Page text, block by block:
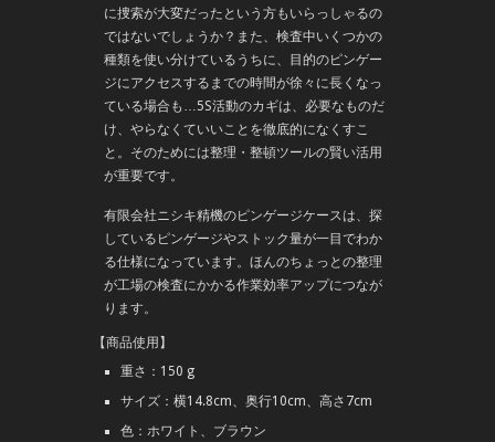
に捜索が大変だったという方もいらっしゃるの
ではないでしょうか？また、検査中いくつかの
種類を使い分けているうちに、目的のピンゲー
ジにアクセスするまでの時間が徐々に長くなっ
ている場合も…5S活動のカギは、必要なものだ
け、やらなくていいことを徹底的になくすこ
と。そのためには整理・整頓ツールの賢い活用
が重要です。
有限会社ニシキ精機のピンゲージケースは、探
しているピンゲージやストック量が一目でわか
る仕様になっています。ほんのちょっとの整理
が工場の検査にかかる作業効率アップにつなが
ります。
【商品使用】
重さ：150 g
サイズ：横14.8cm、奥行10cm、高さ7cm
色：ホワイト、ブラウン